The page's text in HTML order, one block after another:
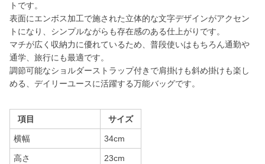
トです。
表面にエンボス加工で施された立体的な文字デザインがアクセン
トになり、シンプルながらも存在感のある仕上がりです。
マチが広く収納力に優れているため、普段使いはもちろん通勤や
通学、旅行にも最適です。
調節可能なショルダーストラップ付きで肩掛けも斜め掛けも楽し
める、デイリーユースに活躍する万能バッグです。
項目 サイズ
横幅 34cm
高さ 23cm